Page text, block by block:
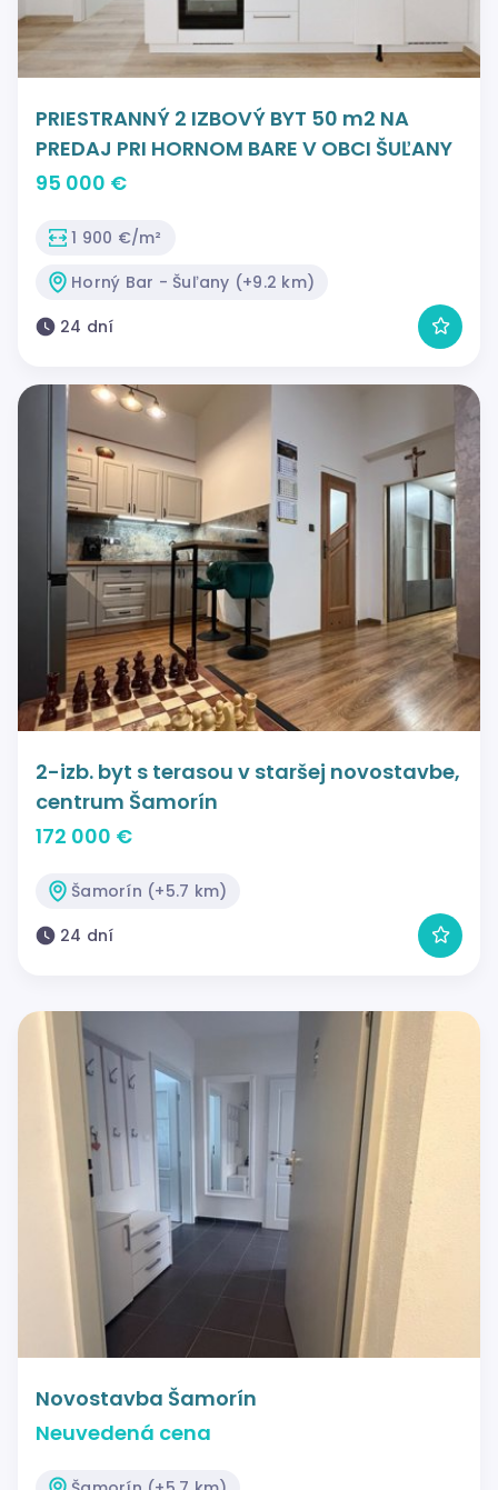
PRIESTRANNÝ 2 IZBOVÝ BYT 50 m2 NA
PREDAJ PRI HORNOM BARE V OBCI ŠUĽANY
95 000 €
1 900 €/m²
Horný Bar - Šuľany (+9.2 km)
24 dní
2-izb. byt s terasou v staršej novostavbe,
centrum Šamorín
172 000 €
Šamorín (+5.7 km)
24 dní
Novostavba Šamorín
Neuvedená cena